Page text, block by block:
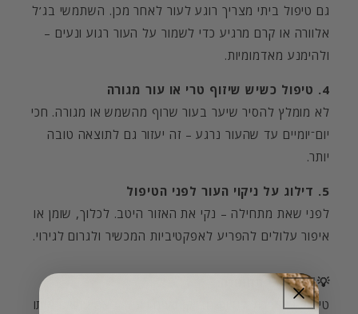
גם טיפול ביתי מצריך רוגע לעור לאחר מכן. השתמשי בג’ל
אלוורה או קרם מרגיע כדי לשמור על העור רגוע ונעים –
ולהימנע מאדמומיות.
4. טיפול כשיש שיזוף טרי או עור מגורה
לא מומלץ להסיר שיער בעור שרוף מהשמש או מגורה. חכי
יום־יומיים עד שהעור נרגע – זה יעזור גם לתוצאה טובה
יותר.
5. דילוג על ניקוי העור לפני הטיפול
לפני שאת מתחילה – נקי את האזור היטב. לכלוך, שומן או
איפור עלולים להפריע לאפקטיביות המכשיר ולגרום לגירוי.
💡 בשורה התחתונה:
טיפול ביתי יכול להיות מדויק, נעים ויעיל – אם עושים אותו